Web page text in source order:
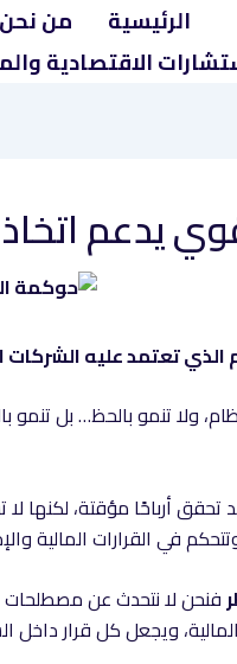
الرئيسية من نحن
الاقتصادية
يدعم اتخاذ
تعتمد عليه الشركات
ولا تنمو بالحظ… بل
أرباحًا مؤقتة، لكنها لا
في القرارات المالية
فنحن لا نتحدث عن مصطلحات
ويجعل كل قرار